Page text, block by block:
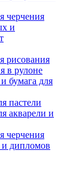
черчения
и
рисования
в рулоне
бумага для
пастели
акварели и
черчения
дипломов